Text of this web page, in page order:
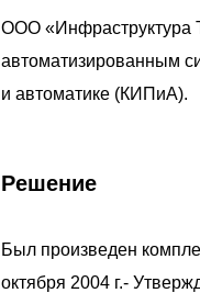
ООО «Инфраструктура
автоматизированным
и автоматике (КИПиА).
Решение
Был произведен
октября 2004 г.-